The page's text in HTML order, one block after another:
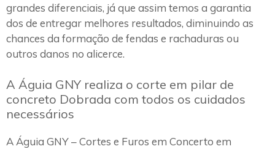
grandes diferenciais, já que assim temos a garantia
dos de entregar melhores resultados, diminuindo as
chances da formação de fendas e rachaduras ou
outros danos no alicerce.
A Águia GNY realiza o corte em pilar de
concreto Dobrada com todos os cuidados
necessários
A Águia GNY – Cortes e Furos em Concerto em